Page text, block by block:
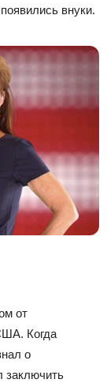
внуки.
от
Когда
о
заключить